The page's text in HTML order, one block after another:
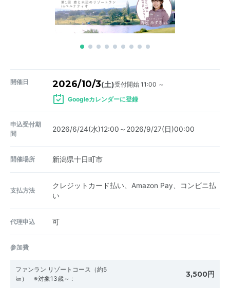
開催日 2026/10/3(土)受付開始 11:00 ～
Googleカレンダーに登録
申込受付期
間
2026/6/24(水)12:00～2026/9/27(日)00:00
開催場所 新潟県十日町市
支払方法
クレジットカード払い、Amazon Pay、コンビニ払
い
代理申込 可
参加費
ファンラン リゾートコース（約5
㎞） ※対象13歳～ : 3,500円